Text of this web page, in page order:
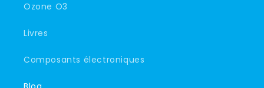
Ozone O3
Livres
Composants électroniques